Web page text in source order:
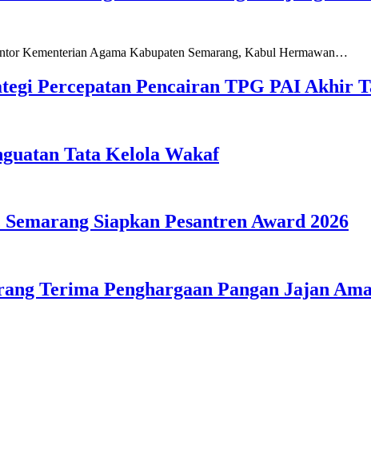
Kementerian Agama Kabupaten Semarang, Kabul Hermawan…
Percepatan Pencairan TPG PAI Akhir
Tata Kelola Wakaf
Siapkan Pesantren Award 2026
Terima Penghargaan Pangan Jajan